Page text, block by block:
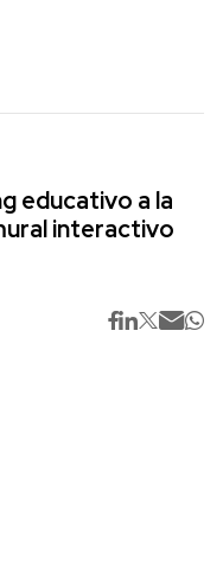
educativo a la
interactivo